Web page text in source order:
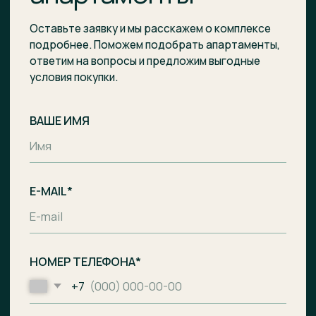
Отправить заявку
ответственностью «Специализированный
Проектное финансирование
предоставил АО «Банк ДОМ.РФ».